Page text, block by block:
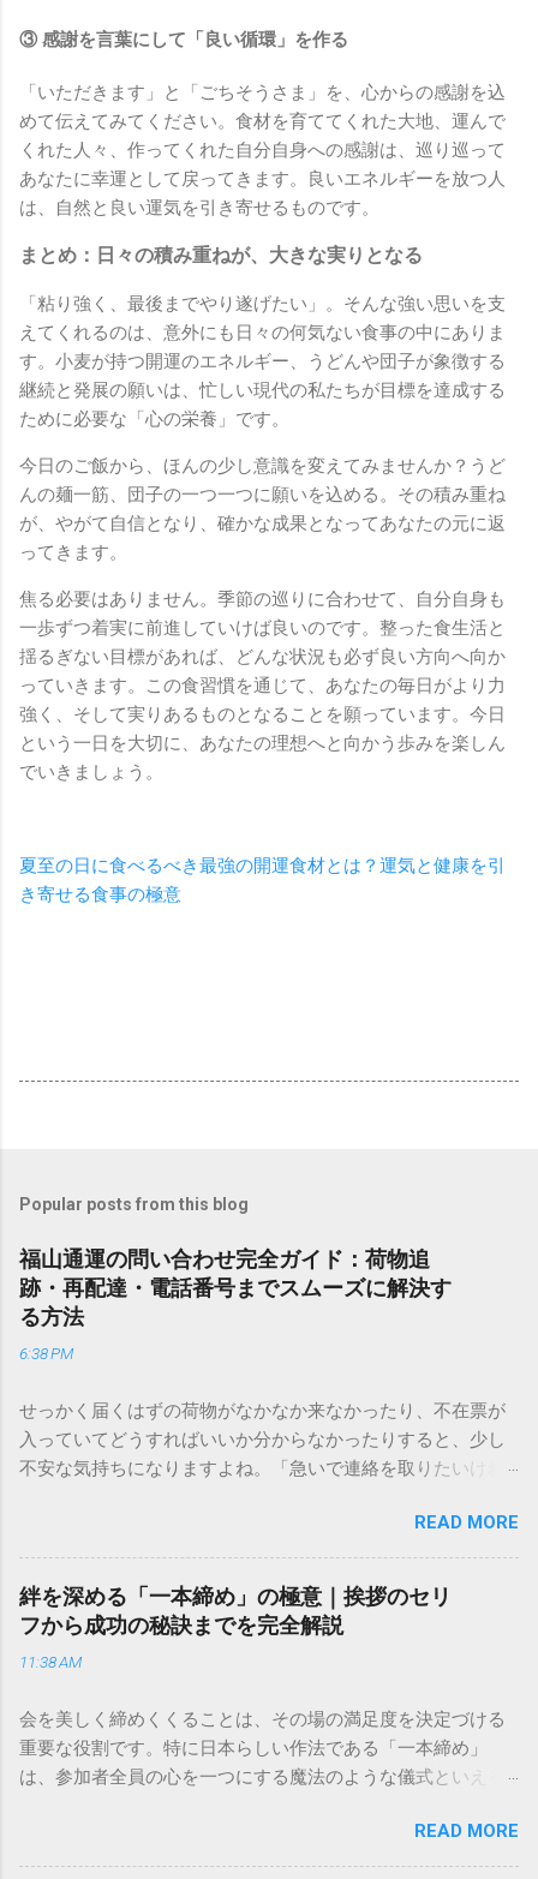
③ 感謝を言葉にして「良い循環」を作る
「いただきます」と「ごちそうさま」を、心からの感謝を込
めて伝えてみてください。食材を育ててくれた大地、運んで
くれた人々、作ってくれた自分自身への感謝は、巡り巡って
あなたに幸運として戻ってきます。良いエネルギーを放つ人
は、自然と良い運気を引き寄せるものです。
まとめ：日々の積み重ねが、大きな実りとなる
「粘り強く、最後までやり遂げたい」。そんな強い思いを支
えてくれるのは、意外にも日々の何気ない食事の中にありま
す。小麦が持つ開運のエネルギー、うどんや団子が象徴する
継続と発展の願いは、忙しい現代の私たちが目標を達成する
ために必要な「心の栄養」です。
今日のご飯から、ほんの少し意識を変えてみませんか？うど
んの麺一筋、団子の一つ一つに願いを込める。その積み重ね
が、やがて自信となり、確かな成果となってあなたの元に返
ってきます。
焦る必要はありません。季節の巡りに合わせて、自分自身も
一歩ずつ着実に前進していけば良いのです。整った食生活と
揺るぎない目標があれば、どんな状況も必ず良い方向へ向か
っていきます。この食習慣を通じて、あなたの毎日がより力
強く、そして実りあるものとなることを願っています。今日
という一日を大切に、あなたの理想へと向かう歩みを楽しん
でいきましょう。
夏至の日に食べるべき最強の開運食材とは？運気と健康を引
き寄せる食事の極意
Popular posts from this blog
福山通運の問い合わせ完全ガイド：荷物追
跡・再配達・電話番号までスムーズに解決す
る方法
6:38 PM
せっかく届くはずの荷物がなかなか来なかったり、不在票が
入っていてどうすればいいか分からなかったりすると、少し
不安な気持ちになりますよね。「急いで連絡を取りたいけれ
きできる？」といった疑問を抱える方も多いはずです。 福山
通運は企業間物流のイメージが強いかもしれませんが、個人
向けの宅配サービスも非常に充実しています。大切なのは、
目的に合わせた適切な連絡先を選ぶことです。この記事で
は、荷物の追跡確認から営業所への電話連絡、再配達の依頼
手順まで、初めての方でも迷わずに解決できる方法を詳しく
本全国に広範なネットワークを持つ大手運送会社です。特に
重量物や大型の荷物、そして企業間の輸送において圧倒的な
実績を誇ります。 個人で利用する場合、他の宅配業者と少し
いう特徴があります。地域に密着した各拠点が配送をコント
ロールしているため、現場の状況に合わせた柔軟な相談がし
READ MORE
絆を深める「一本締め」の極意｜挨拶のセリ
フから成功の秘訣までを完全解説
11:38 AM
会を美しく締めくくることは、その場の満足度を決定づける
重要な役割です。特に日本らしい作法である「一本締め」
は、参加者全員の心を一つにする魔法のような儀式といえる
「手拍子のリズムに自信がない」と不安を感じる方も多いは
ずです。この記事では、ビジネスからカジュアルな集まりま
READ MORE